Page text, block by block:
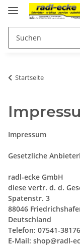
Startseite
Impressum
Gesetzliche
radl-ecke GmbH
diese vertr. d. d.
Spatenstr. 3
88046
Deutschland
Telefon: 07541-
E-Mail: shop@radl-